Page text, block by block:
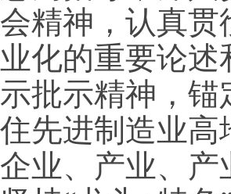
会精神，认真
业化的重要论
示批示精神，锚
住先进制造业高
企业、产业、产